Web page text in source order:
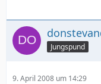
Jungspund
9. April 2008 um 14:29